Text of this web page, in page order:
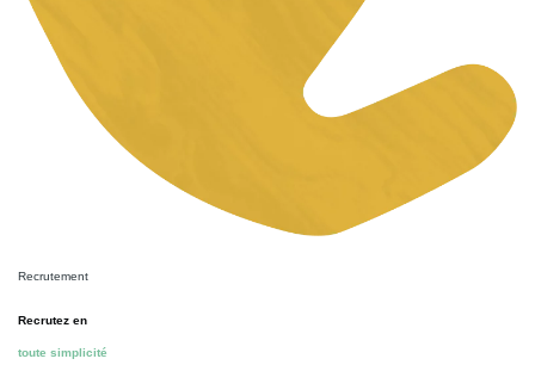
Recrutement
Recrutez en
toute simplicité